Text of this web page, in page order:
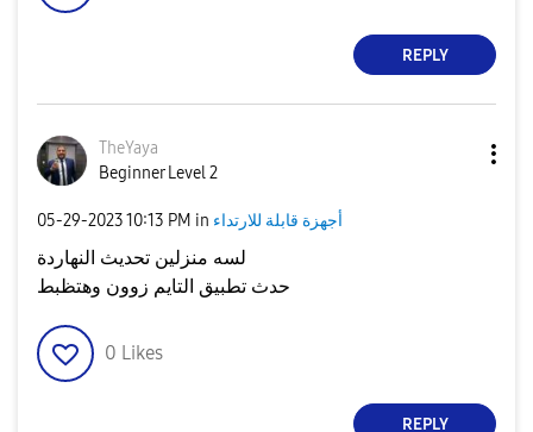
REPLY
TheYaya
Beginner Level 2
‎05-29-202310:13 PM in أجهزة قابلة للارتداء
لسه منزلين تحديث النهاردة
حدث تطبيق التايم زوون وهتظبط
0 Likes
REPLY